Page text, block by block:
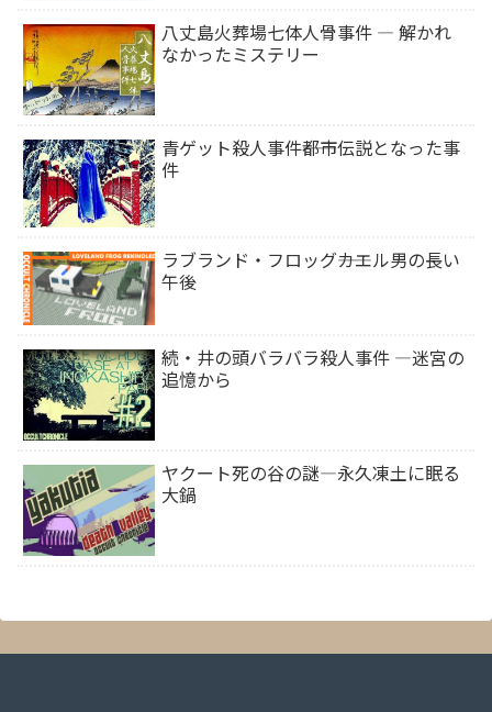
八丈島火葬場七体人骨事件 ― 解かれ
なかったミステリー
青ゲット殺人事件――都市伝説となった事
件
ラブランド・フロッグ――カエル男の長い
午後
続・井の頭バラバラ殺人事件 ―迷宮の
追憶から
ヤクート死の谷の謎―永久凍土に眠る
大鍋